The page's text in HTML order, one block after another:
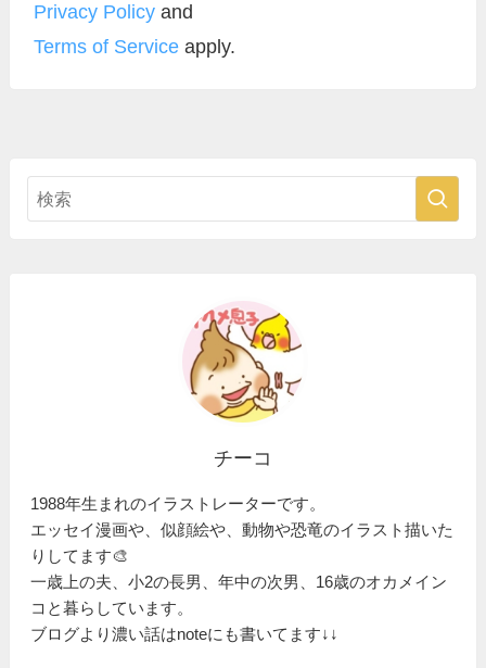
Privacy Policy and
Terms of Service apply.
チーコ
1988年生まれのイラストレーターです。
エッセイ漫画や、似顔絵や、動物や恐竜のイラスト描いた
りしてます🎨
一歳上の夫、小2の長男、年中の次男、16歳のオカメイン
コと暮らしています。
ブログより濃い話はnoteにも書いてます↓↓